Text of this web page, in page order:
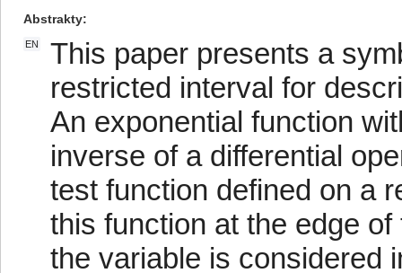
Abstrakty
EN
This paper presents a
restricted interval for
An exponential function
inverse of a differential
test function defined on a
this function at the edge
the variable is considered